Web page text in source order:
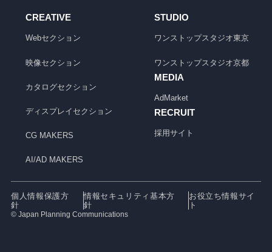
CREATIVE
Webセクション
映像セクション
カタログセクション
ディスプレイセクション
CG MAKERS
AI/AD MAKERS
STUDIO
ワンストップスタジオ東京
ワンストップスタジオ京都
MEDIA
AdMarket
RECRUIT
採用サイト
個人情報保護方
針
情報セキュリティ基本方
針
お役立ち情報サイ
ト
© Japan Planning Communications